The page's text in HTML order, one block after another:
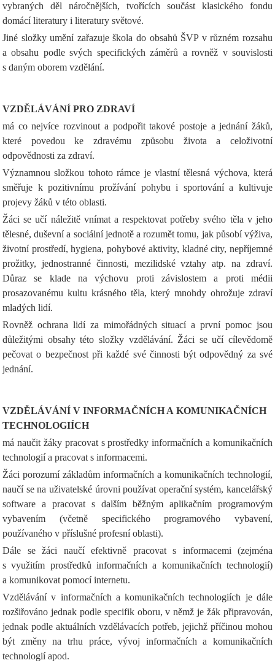
vybraných děl náročnějších, tvořících součást klasického fondu
domácí literatury i literatury světové.
Jiné složky umění zařazuje škola do obsahů ŠVP v různém rozsahu
a obsahu podle svých specifických záměrů a rovněž v souvislosti
s daným oborem vzdělání.
VZDĚLÁVÁNÍ PRO ZDRAVÍ
má co nejvíce rozvinout a podpořit takové postoje a jednání žáků,
které povedou ke zdravému způsobu života a celoživotní
odpovědnosti za zdraví.
Významnou složkou tohoto rámce je vlastní tělesná výchova, která
směřuje k pozitivnímu prožívání pohybu i sportování a kultivuje
projevy žáků v této oblasti.
Žáci se učí náležitě vnímat a respektovat potřeby svého těla v jeho
tělesné, duševní a sociální jednotě a rozumět tomu, jak působí výživa,
životní prostředí, hygiena, pohybové aktivity, kladné city, nepříjemné
prožitky, jednostranné činnosti, mezilidské vztahy atp. na zdraví.
Důraz se klade na výchovu proti závislostem a proti médii
prosazovanému kultu krásného těla, který mnohdy ohrožuje zdraví
mladých lidí.
Rovněž ochrana lidí za mimořádných situací a první pomoc jsou
důležitými obsahy této složky vzdělávání. Žáci se učí cílevědomě
pečovat o bezpečnost při každé své činnosti být odpovědný za své
jednání.
VZDĚLÁVÁNÍ V INFORMAČNÍCH A KOMUNIKAČNÍCH
TECHNOLOGIÍCH
má naučit žáky pracovat s prostředky informačních a komunikačních
technologií a pracovat s informacemi.
Žáci porozumí základům informačních a komunikačních technologií,
naučí se na uživatelské úrovni používat operační systém, kancelářský
software a pracovat s dalším běžným aplikačním programovým
vybavením (včetně specifického programového vybavení,
používaného v příslušné profesní oblasti).
Dále se žáci naučí efektivně pracovat s informacemi (zejména
s využitím prostředků informačních a komunikačních technologií)
a komunikovat pomocí internetu.
Vzdělávání v informačních a komunikačních technologiích je dále
rozšiřováno jednak podle specifik oboru, v němž je žák připravován,
jednak podle aktuálních vzdělávacích potřeb, jejichž příčinou mohou
být změny na trhu práce, vývoj informačních a komunikačních
technologií apod.